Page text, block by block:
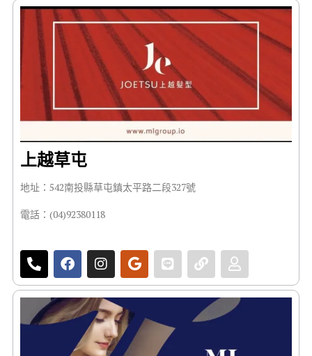
上越草屯
地址：542南投縣草屯鎮太平路二段327號
電話：(04)92380118